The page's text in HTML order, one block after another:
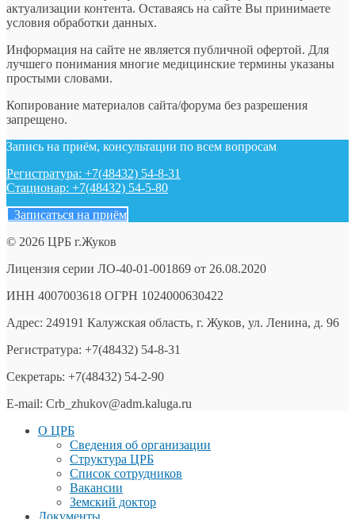
актуализации контента. Оставаясь на сайте Вы принимаете
условия обработки данных.
Информация на сайте не является публичной офертой. Для
лучшего понимания многие медицинские термины указаны
простыми словами.
Копирование материалов сайта/форума без разрешения
запрещено.
Запись на приём, консультации по всем вопросам
Регистратура: +7(48432) 54-8-31
Стационар: +7(48432) 54-5-80
Записаться на приём
© 2026 ЦРБ г.Жуков
Лицензия серии ЛО-40-01-001869 от 26.08.2020
ИНН 4007003618 ОГРН 1024000630422
Адрес: 249191 Калужская область, г. Жуков, ул. Ленина, д. 96
Регистратура: +7(48432) 54-8-31
Секретарь: +7(48432) 54-2-90
E-mail: Crb_zhukov@adm.kaluga.ru
О ЦРБ
Сведения об организации
Структура ЦРБ
Список сотрудников
Вакансии
Земский доктор
Документы